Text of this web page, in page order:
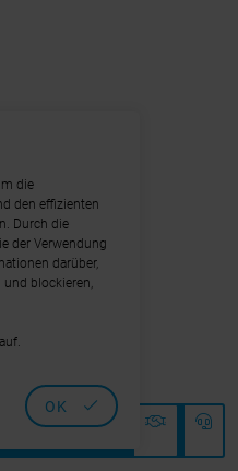
die
den effizienten
Durch die
der Verwendung
darüber,
und blockieren,
auf.
OK